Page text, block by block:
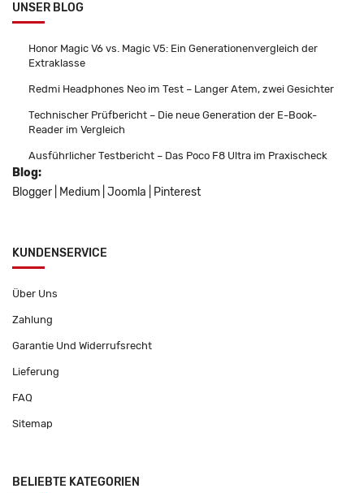
UNSER BLOG
Honor Magic V6 vs. Magic V5: Ein Generationenvergleich der
Extraklasse
Redmi Headphones Neo im Test – Langer Atem, zwei Gesichter
Technischer Prüfbericht – Die neue Generation der E-Book-
Reader im Vergleich
Ausführlicher Testbericht – Das Poco F8 Ultra im Praxischeck
Blog:
Blogger
Medium Joomla Pinterest
KUNDENSERVICE
Über Uns
Zahlung
Garantie Und Widerrufsrecht
Lieferung
FAQ
Sitemap
BELIEBTE KATEGORIEN